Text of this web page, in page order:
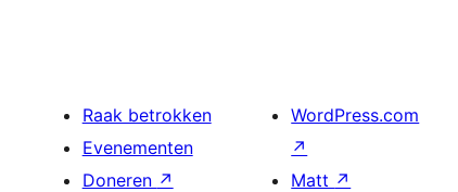
Raak betrokken
Evenementen
Doneren ↗
WordPress.com
↗
Matt ↗